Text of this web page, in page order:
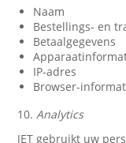
Naam
Bestellings- en
Betaalgegevens
IP-adres
Browser-
10.Analytics
JET gebruikt uw